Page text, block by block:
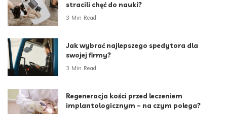
stracili chęć do nauki?
3 Min Read
Jak wybrać najlepszego spedytora dla
swojej firmy?
3 Min Read
Regeneracja kości przed leczeniem
implantologicznym – na czym polega?